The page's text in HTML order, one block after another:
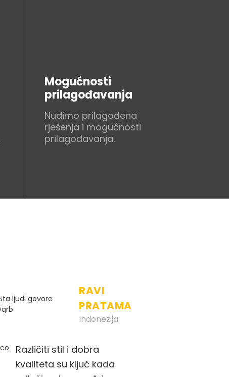
Mogućnosti
prilagođavanja
Nudimo prilagođena
rješenja i mogućnosti
prilagođavanja.
RAVI
PRATAMA
Indonezija
Različiti stil i dobra
kvaliteta su ključ kada